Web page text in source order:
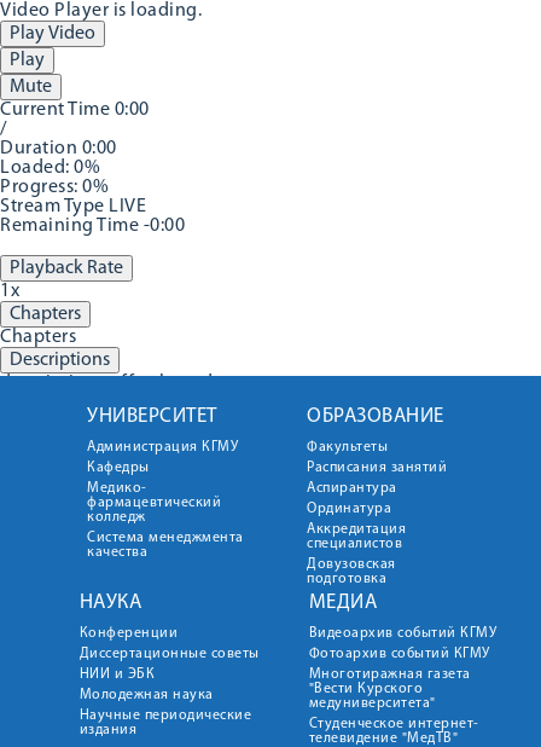
Video Player is loading.
Play Video
Play
Mute
Current Time 0:00
/
Duration 0:00
Loaded: 0%
Progress: 0%
Stream Type LIVE
Remaining Time -0:00
Playback Rate
1x
Chapters
Chapters
Descriptions
Audio Track
Fullscreen
This is a modal window.
No compatible source was found for this media.
Beginning of dialog window. Escape will cancel and close the
Transparency
Background
Transparency
УНИВЕРСИТЕТ
Администрация КГМУ
Кафедры
Медико-
фармацевтический
колледж
Система менеджмента
качества
ОБРАЗОВАНИЕ
Факультеты
Расписания занятий
Аспирантура
Ординатура
Аккредитация
специалистов
Довузовская
подготовка
НАУКА
Конференции
Диссертационные советы
НИИ и ЭБК
Молодежная наука
Научные периодические
издания
МЕДИА
Видеоархив событий КГМУ
Фотоархив событий КГМУ
Многотиражная газета
"Вести Курского
медуниверситета"
Студенческое интернет-
телевидение "МедТВ"